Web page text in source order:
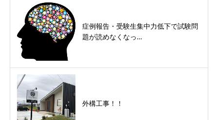
症例報告・受験生集中力低下で試験問
題が読めなくなっ…
外構工事！！